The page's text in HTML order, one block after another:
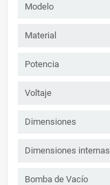
Modelo
Material
Potencia
Voltaje
Dimensiones
Dimensiones internas
Bomba de Vacío